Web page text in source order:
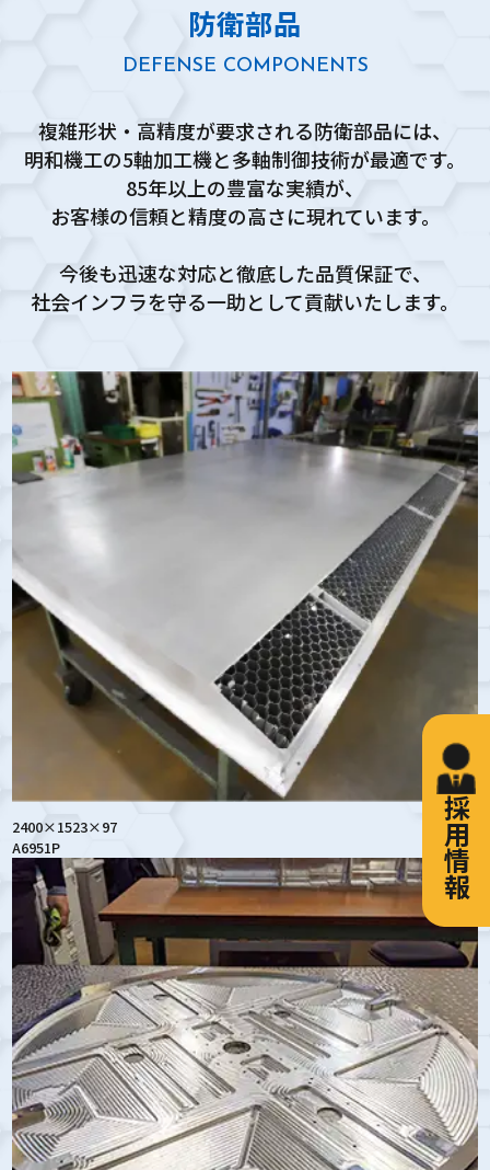
防衛部品
DEFENSE COMPONENTS
複雑形状・高精度が要求される防衛部品には、
明和機工の5軸加工機と多軸制御技術が最適です。
85年以上の豊富な実績が、
お客様の信頼と精度の高さに現れています。
今後も迅速な対応と徹底した品質保証で、
社会インフラを守る一助として貢献いたします。
2400×1523×97
A6951P
採用情報